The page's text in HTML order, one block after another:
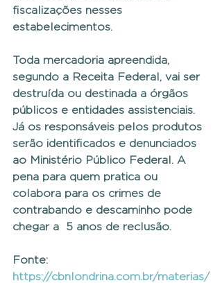
fiscalizações nesses
estabelecimentos.
Toda mercadoria apreendida,
segundo a Receita Federal, vai ser
destruída ou destinada a órgãos
públicos e entidades assistenciais.
Já os responsáveis pelos produtos
serão identificados e denunciados
ao Ministério Público Federal. A
pena para quem pratica ou
colabora para os crimes de
contrabando e descaminho pode
chegar a  5 anos de reclusão.
Fonte:
https://cbnlondrina.com.br/materias/